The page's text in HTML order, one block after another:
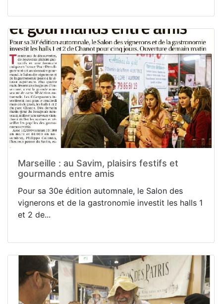
Marseille : au Savim, plaisirs festifs et
gourmands entre amis
Pour sa 30e édition automnale, le Salon des
vignerons et de la gastronomie investit les halls 1
et 2 de...